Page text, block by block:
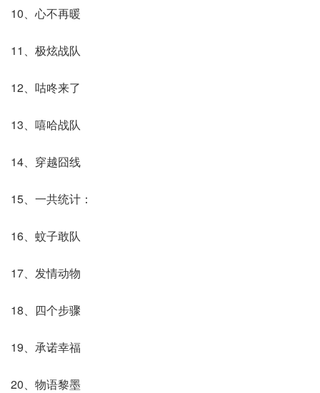
10、心不再暖
11、极炫战队
12、咕咚来了
13、嘻哈战队
14、穿越囧线
15、一共统计：
16、蚊子敢队
17、发情动物
18、四个步骤
19、承诺幸福
20、物语黎墨